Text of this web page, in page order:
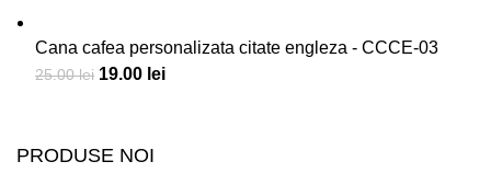
Cana cafea personalizata citate engleza - CCCE-03
25.00lei 19.00 lei
PRODUSE NOI